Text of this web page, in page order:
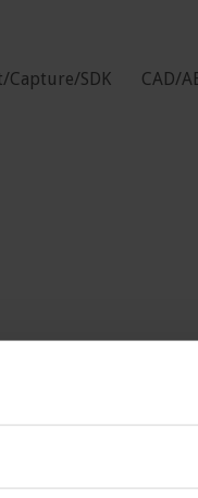
Capture/SDK CAD/